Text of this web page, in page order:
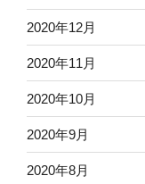
2020年12月
2020年11月
2020年10月
2020年9月
2020年8月